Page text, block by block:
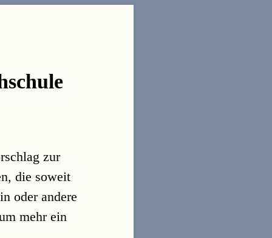
zur
die soweit
oder andere
mehr ein